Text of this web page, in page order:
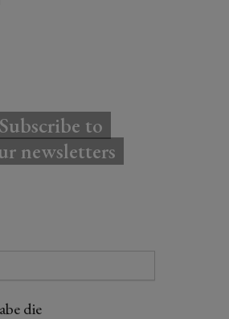
Subscribe to
newsletters
die